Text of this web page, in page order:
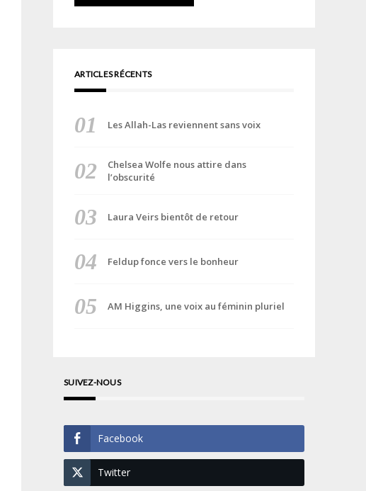
ARTICLES RÉCENTS
Les Allah-Las reviennent sans voix
Chelsea Wolfe nous attire dans
l’obscurité
Laura Veirs bientôt de retour
Feldup fonce vers le bonheur
AM Higgins, une voix au féminin pluriel
SUIVEZ-NOUS
Facebook
Twitter